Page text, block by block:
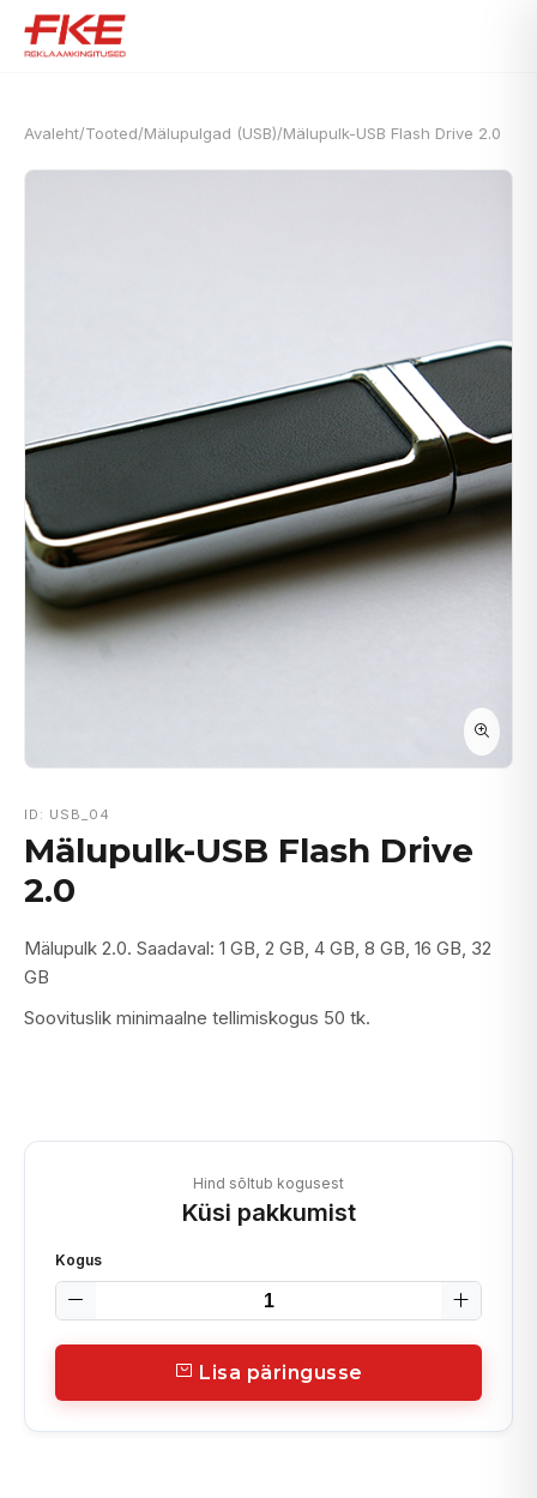
Avaleht/Tooted/Mälupulgad (USB)/Mälupulk-USB Flash Drive 2.0
ID: USB_04
Mälupulk-USB Flash Drive
2.0
Mälupulk 2.0. Saadaval: 1 GB, 2 GB, 4 GB, 8 GB, 16 GB, 32
GB
Soovituslik minimaalne tellimiskogus 50 tk.
Hind sõltub kogusest
Küsi pakkumist
Kogus
Lisa päringusse